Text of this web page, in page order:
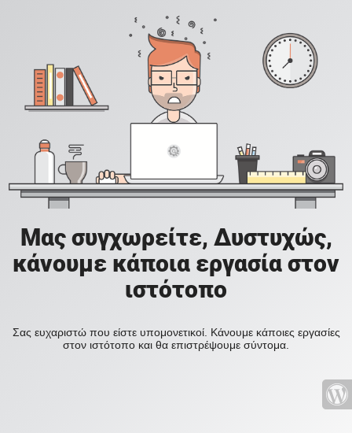
Μας συγχωρείτε, Δυστυχώς,
κάνουμε κάποια εργασία στον
ιστότοπο
Σας ευχαριστώ που είστε υπομονετικοί. Κάνουμε κάποιες εργασίες
στον ιστότοπο και θα επιστρέψουμε σύντομα.